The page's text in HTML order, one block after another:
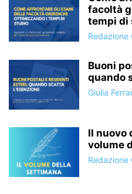
- Contenuti aggiuntivi
disporre di uno strumento di
facilmente consultabile.
in costante crescita e
normativi, disporre di un
corredato di modelli
questo volume della collana
ai tuoi assistiti un percorso
piena riabilitazione
facoltà
tempi di
Redazione
Buoni
quando
Giulia
Il nuovo
volume
Redazione